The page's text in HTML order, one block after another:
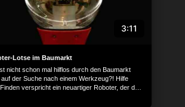
3:11
Lotse im Baumarkt
nicht schon mal hilflos durch den Baumarkt
der Suche nach einem Werkzeug?! Hilfe
verspricht ein neuartiger Roboter, der den